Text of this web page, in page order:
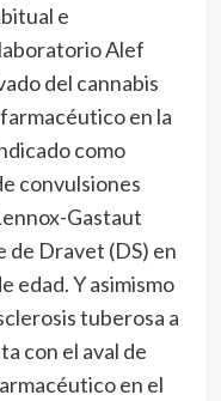
e
Alef
del cannabis
en la
como
convulsiones
Gastaut
de Dravet (DS) en
edad. Y asimismo
tuberosa a
con el aval de
en el